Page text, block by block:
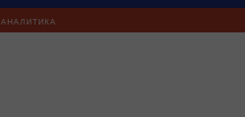
АНАЛИТИКА